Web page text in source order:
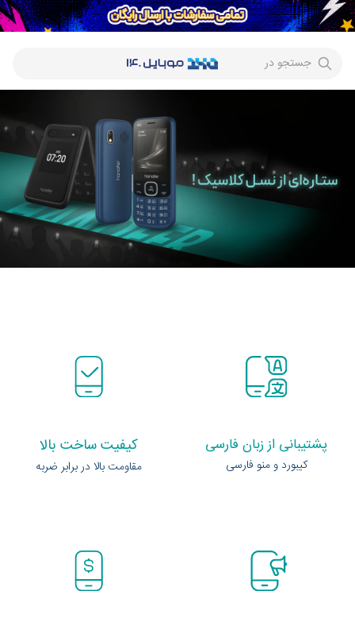
جستجو در
پشتیبانی از زبان فارسی
کیبورد و منو فارسی
کیفیت ساخت بالا
مقاومت بالا در برابر ضربه